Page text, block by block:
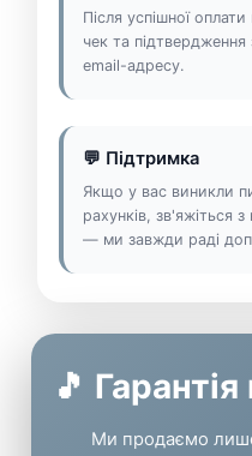
Після успішної
чек та
email-адресу.
💬 Підтримка
Якщо у вас виникли
рахунків, зв'яжіться
— ми завжди раді
🎵
Ми продаємо